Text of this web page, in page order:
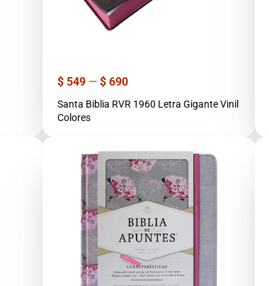
Precio
$ 549 — $ 690
Santa Biblia RVR 1960 Letra Gigante Vinil
Colores